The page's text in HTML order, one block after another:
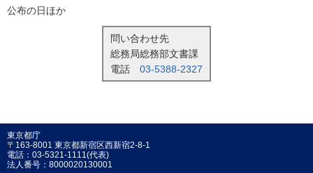
公布の日ほか
問い合わせ先
総務局総務部文書課
電話 03-5388-2327
東京都庁
〒163-8001 東京都新宿区西新宿2-8-1
電話：03-5321-1111(代表)
法人番号：8000020130001